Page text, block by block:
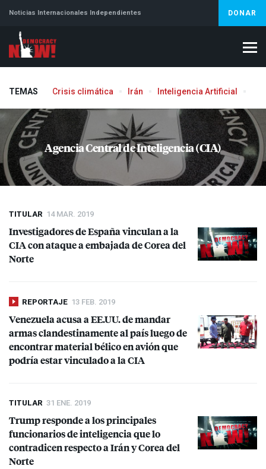
Noticias Internacionales Independientes DONAR
TEMAS Crisis climática Irán Inteligencia Artificial
Agencia Central de Inteligencia (CIA)
TITULAR 14 MAR. 2019
Investigadores de España vinculan a la
CIAcon ataque a embajada de Corea del
Norte
REPORTAJE 13 FEB. 2019
Venezuela acusa a EE.UU. de mandar
armas clandestinamente al país luego de
encontrar material bélico en avión que
podría estar vinculado a laCIA
TITULAR 31 ENE. 2019
Trump responde a los principales
funcionarios de inteligencia que lo
contradicen respecto a Irán y Corea del
Norte